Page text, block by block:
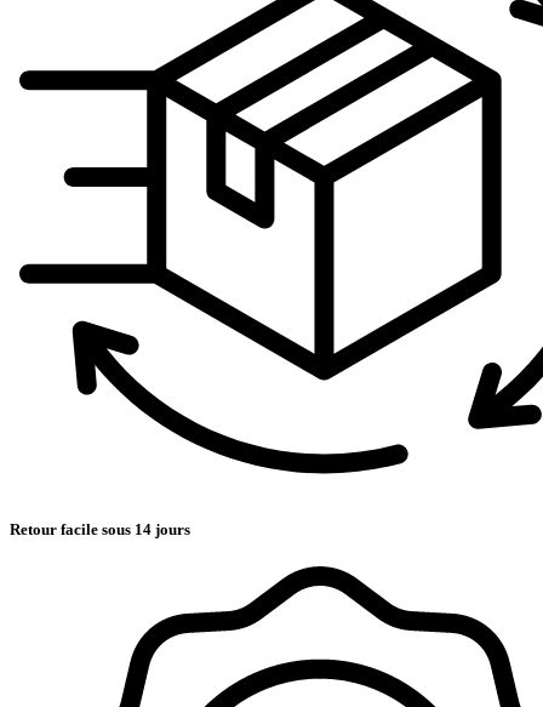
Retour facile sous 14 jours